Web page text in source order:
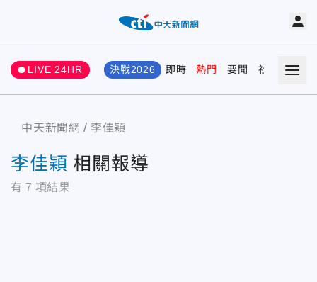
LIVE 24HR 決戰2026 即時 熱門 要聞 社會 娛樂
中天新聞網 李佳穎
李佳穎 相關報導
有 7 項結果